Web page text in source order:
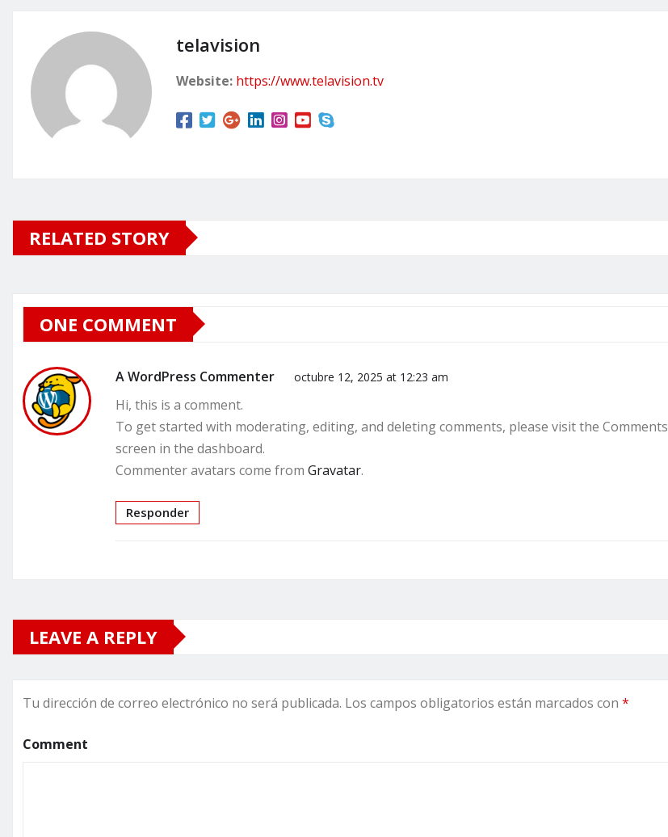
telavision
Website: https://www.telavision.tv
RELATED STORY
ONE COMMENT
A WordPress Commenter octubre 12, 2025 at 12:23 am
Hi, this is a comment.
To get started with moderating, editing, and deleting comments, please visit the Comments
screen in the dashboard.
Commenter avatars come from Gravatar.
Responder
LEAVE A REPLY
Tu dirección de correo electrónico no será publicada. Los campos obligatorios están marcados con *
Comment